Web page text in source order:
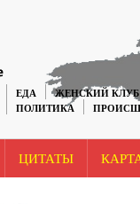
ЕДА ЖЕНСКИЙ КЛУБ
ПОЛИТИКА
ЦИТАТЫ